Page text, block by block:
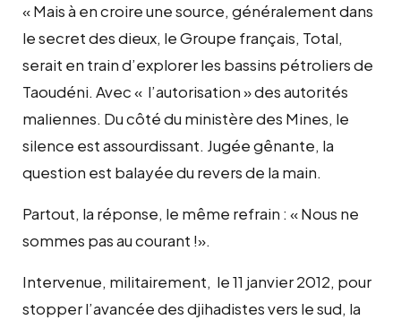
« Mais à en croire une source, généralement dans
le secret des dieux, le Groupe français, Total,
serait en train d’explorer les bassins pétroliers de
Taoudéni. Avec « l’autorisation » des autorités
maliennes. Du côté du ministère des Mines, le
silence est assourdissant. Jugée gênante, la
question est balayée du revers de la main.
Partout, la réponse, le même refrain : « Nous ne
sommes pas au courant !».
Intervenue, militairement, le 11 janvier 2012, pour
stopper l’avancée des djihadistes vers le sud, la